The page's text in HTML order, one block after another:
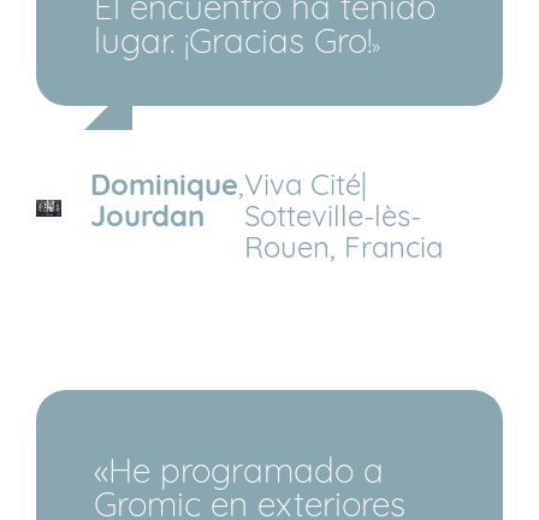
lugar. ¡Gracias Gro!»
Dominique
Jourdan
,Viva Cité|
Sotteville-lès-
Rouen, Francia
«He programado a
Gromic en exteriores